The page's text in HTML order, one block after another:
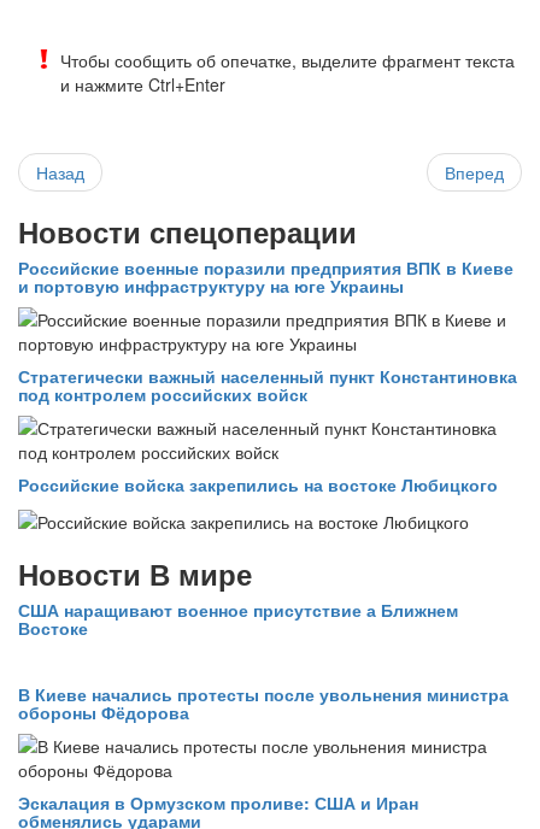
Чтобы сообщить об опечатке, выделите фрагмент текста
и нажмите Ctrl+Enter
Назад Вперед
Новости спецоперации
Российские военные поразили предприятия ВПК в Киеве
и портовую инфраструктуру на юге Украины
Стратегически важный населенный пункт Константиновка
под контролем российских войск
Российские войска закрепились на востоке Любицкого
Новости В мире
США наращивают военное присутствие а Ближнем
Востоке
В Киеве начались протесты после увольнения министра
обороны Фёдорова
Эскалация в Ормузском проливе: США и Иран
обменялись ударами